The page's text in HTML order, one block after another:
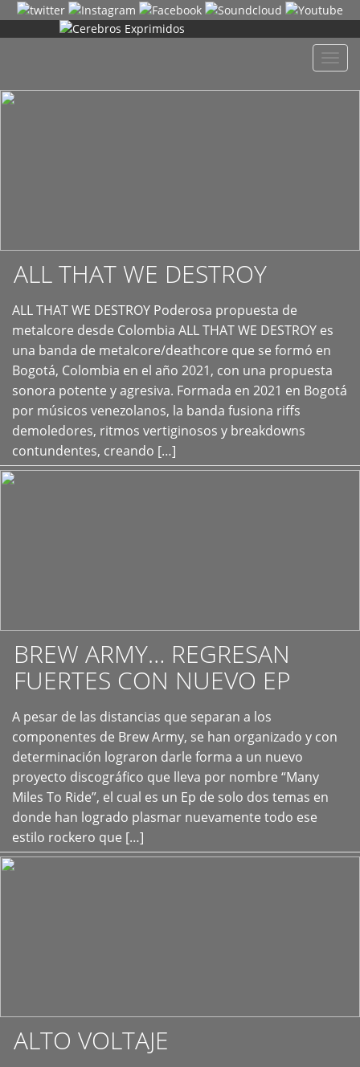
ALL THAT WE DESTROY
ALL THAT WE DESTROY Poderosa propuesta de
metalcore desde Colombia ALL THAT WE DESTROY es
una banda de metalcore/deathcore que se formó en
Bogotá, Colombia en el año 2021, con una propuesta
sonora potente y agresiva. Formada en 2021 en Bogotá
por músicos venezolanos, la banda fusiona riffs
demoledores, ritmos vertiginosos y breakdowns
contundentes, creando […]
+
BREW ARMY… REGRESAN
FUERTES CON NUEVO EP
A pesar de las distancias que separan a los
componentes de Brew Army, se han organizado y con
determinación lograron darle forma a un nuevo
proyecto discográfico que lleva por nombre “Many
Miles To Ride”, el cual es un Ep de solo dos temas en
donde han logrado plasmar nuevamente todo ese
estilo rockero que […]
+
ALTO VOLTAJE